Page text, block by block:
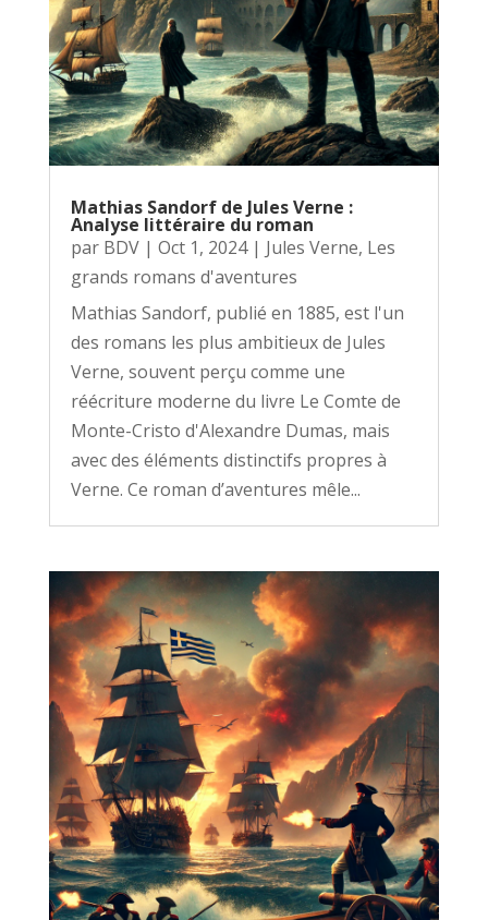
Mathias Sandorf de Jules Verne :
Analyse littéraire du roman
par BDV| Oct 1, 2024| Jules Verne, Les
grands romans d'aventures
Mathias Sandorf, publié en 1885, est l'un
des romans les plus ambitieux de Jules
Verne, souvent perçu comme une
réécriture moderne du livre Le Comte de
Monte-Cristo d'Alexandre Dumas, mais
avec des éléments distinctifs propres à
Verne. Ce roman d’aventures mêle...